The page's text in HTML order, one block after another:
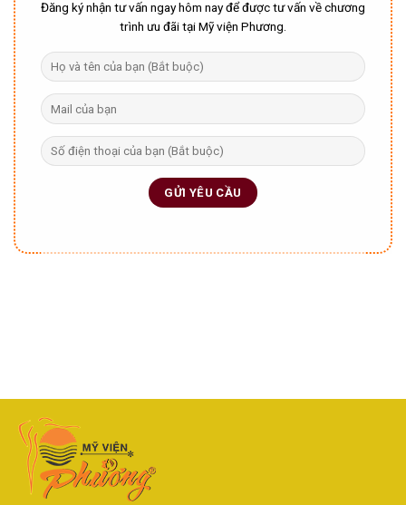
Đăng ký nhận tư vấn ngay hôm nay để được tư vấn về chương
trình ưu đãi tại Mỹ viện Phương.